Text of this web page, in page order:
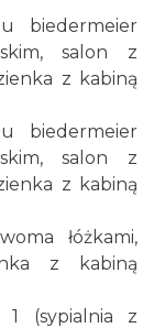
biedermeier
salon z
z kabiną
biedermeier
salon z
z kabiną
łóżkami,
z kabiną
(sypialnia z